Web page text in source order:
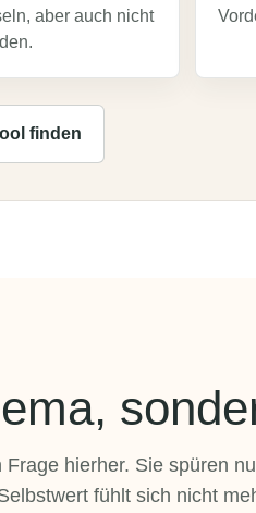
aber auch nicht
finden
hierher. Sie spüren
fühlt sich nicht